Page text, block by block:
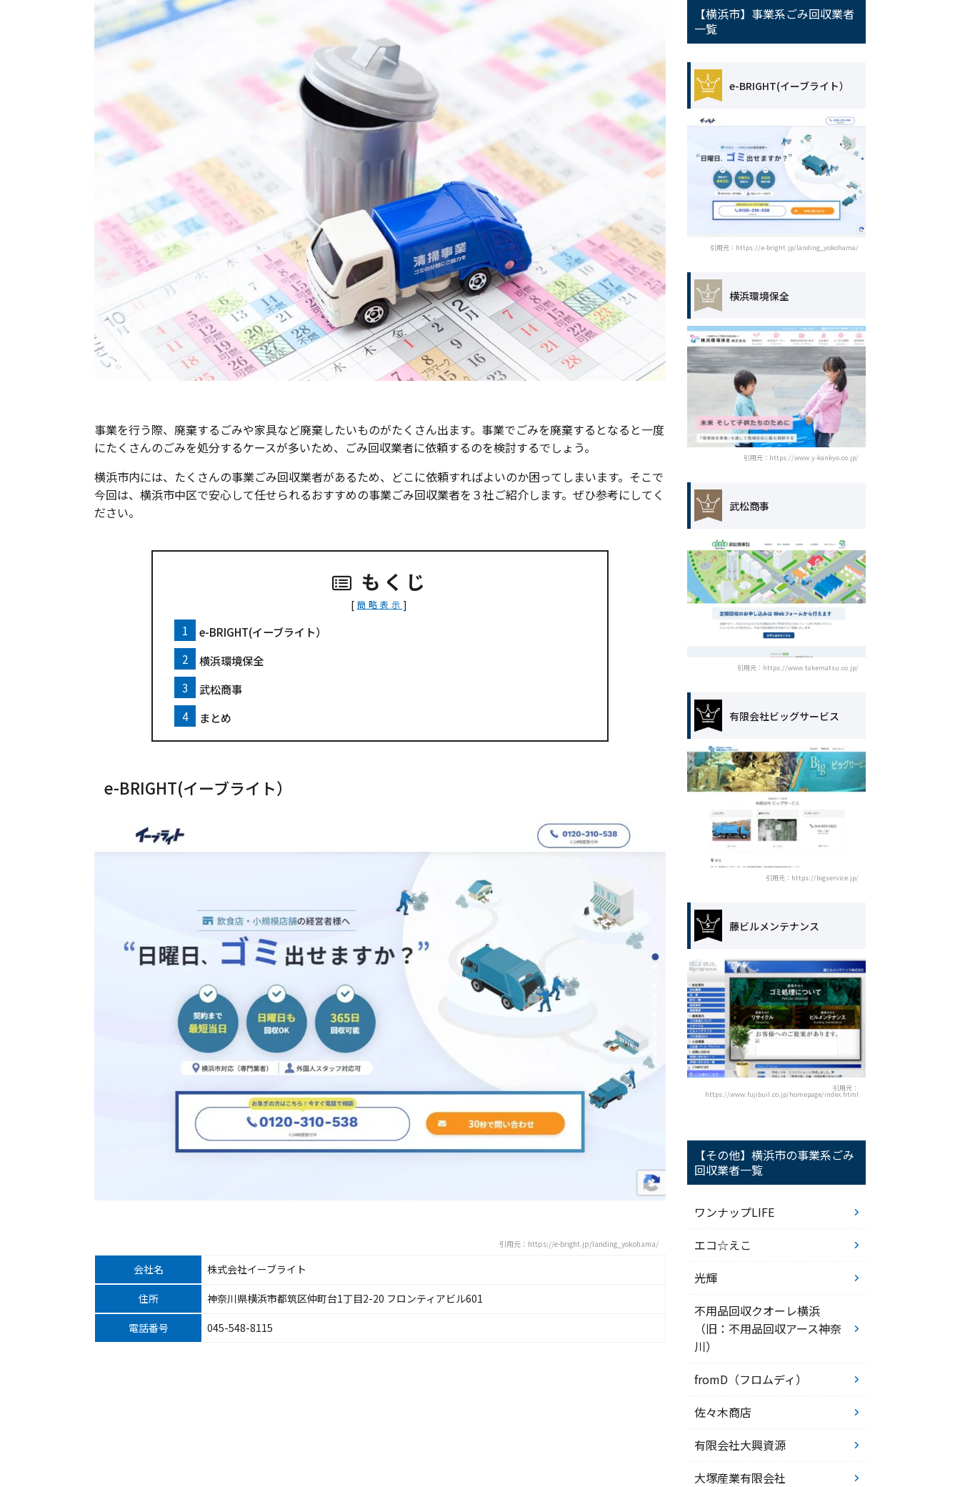
事業を行う際、廃棄するごみや家具など廃棄したいものがたくさん出ます。事業でごみを廃棄するとなると一度
にたくさんのごみを処分するケースが多いため、ごみ回収業者に依頼するのを検討するでしょう。
横浜市内には、たくさんの事業ごみ回収業者があるため、どこに依頼すればよいのか困ってしまいます。そこで
今回は、横浜市中区で安心して任せられるおすすめの事業ごみ回収業者を３社ご紹介します。ぜひ参考にしてく
ださい。
もくじ
[ 簡略表示 ]
e-BRIGHT(イーブライト）
横浜環境保全
武松商事
まとめ
e-BRIGHT(イーブライト）
引用元：https://e-bright.jp/landing_yokohama/
会社名 株式会社イーブライト
住所 神奈川県横浜市都筑区仲町台1丁目2-20 フロンティアビル601
電話番号 045-548-8115
【横浜市】事業系ごみ回収業者
一覧
e-BRIGHT(イーブライト）
引用元：https://e-bright.jp/landing_yokohama/
横浜環境保全
引用元：https://www.y-kankyo.co.jp/
武松商事
引用元：https://www.takematsu.co.jp/
有限会社ビッグサービス
引用元：https://bigservice.jp/
藤ビルメンテナンス
引用元：
https://www.fujibuil.co.jp/homepage/index.html
【その他】横浜市の事業系ごみ
回収業者一覧
ワンナップLIFE
エコ☆えこ
光輝
不用品回収クオーレ横浜
（旧：不用品回収アース神奈
川）
fromD（フロムディ）
佐々木商店
有限会社大興資源
大塚産業有限会社